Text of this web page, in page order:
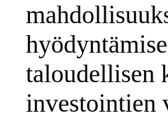
taloudellisen
investointien